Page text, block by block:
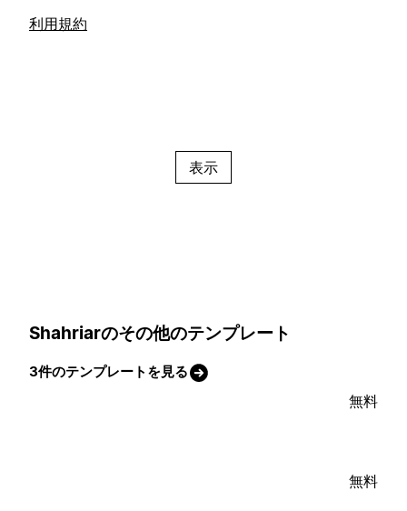
利用規約
表示
Shahriarのその他のテンプレート
3件のテンプレートを見る
無料
無料